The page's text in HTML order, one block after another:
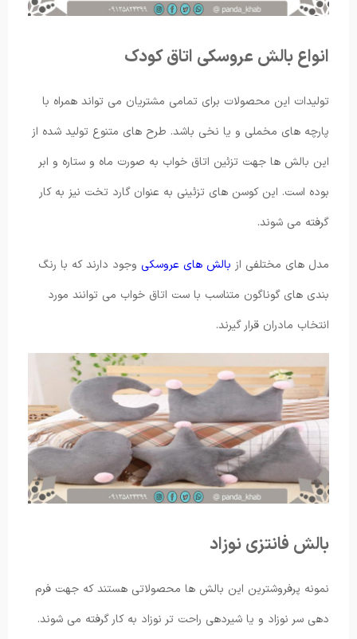
انواع بالش عروسکی اتاق کودک
تولیدات این محصولات برای تمامی مشتریان می تواند همراه با
پارچه های مخملی و یا نخی باشد. طرح های متنوع تولید شده از
این بالش ها جهت تزئین اتاق خواب به صورت ماه و ستاره و ابر
بوده است. این کوسن های تزئینی به عنوان گارد تخت نیز به کار
گرفته می ‌شوند.
مدل های مختلفی از بالش های عروسکی وجود دارند که با رنگ
بندی های گوناگون متناسب با ست اتاق خواب می ‌توانند مورد
انتخاب مادران قرار گیرند.
بالش فانتزی نوزاد
نمونه پرفروشترین این بالش ها محصولاتی هستند که جهت فرم
دهی سر نوزاد و یا شیردهی راحت تر نوزاد به کار گرفته می شوند.